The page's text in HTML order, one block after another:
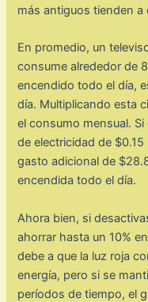
más antiguos tienden
En promedio, un
consume alrededor de
encendido todo el día,
día. Multiplicando esta
el consumo mensual.
de electricidad de
gasto adicional de
encendida todo el día.
Ahora bien, si
ahorrar hasta un 10%
debe a que la luz roja
energía, pero si se
períodos de tiempo, el